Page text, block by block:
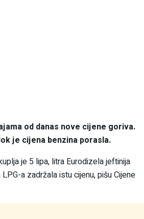
od danas nove cijene goriva.
je cijena benzina porasla.
je 5 lipa, litra Eurodizela jeftinija
a zadržala istu cijenu, pišu Cijene